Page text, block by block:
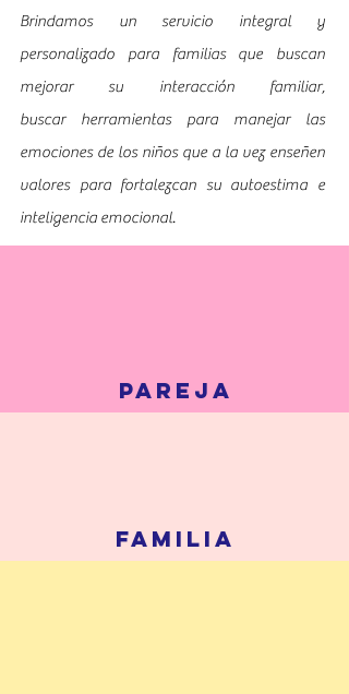
Brindamos un servicio integral y
personalizado para familias que buscan
mejorar su interacción familiar,
buscar herramientas para manejar las
emociones de los niños que a la vez enseñen
valores para fortalezcan su autoestima e
inteligencia emocional.
PAREJA
FAMILIA